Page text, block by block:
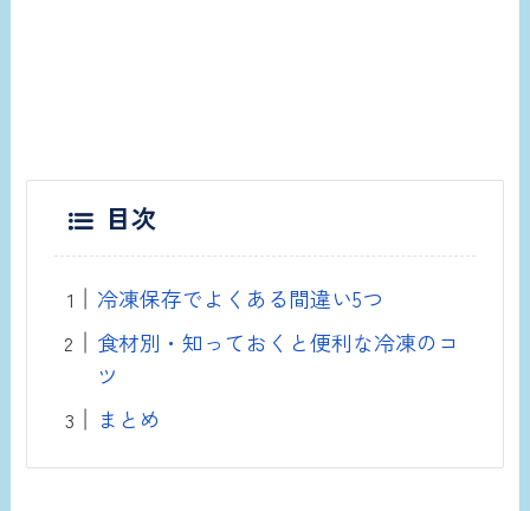
目次
冷凍保存でよくある間違い5つ
食材別・知っておくと便利な冷凍のコ
ツ
まとめ